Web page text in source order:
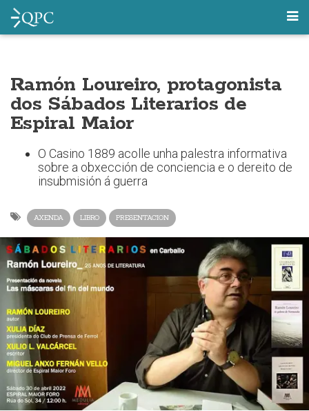
Ramón Loureiro, protagonista
dos Sábados Literarios de
Espiral Maior
O Casino 1889 acolle unha palestra informativa
sobre a obxección de conciencia e o dereito de
insubmisión á guerra
AXENDA LIBRO PRESENTACION